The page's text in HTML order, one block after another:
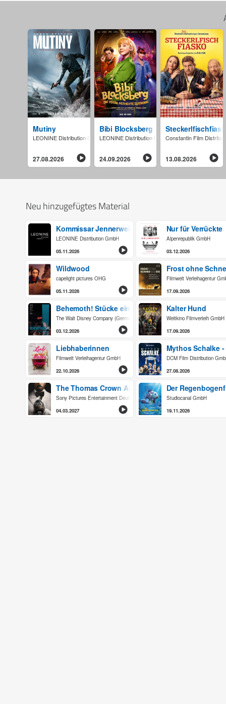
Mutiny
LEONINE Distribution GmbH
27.08.2026
Bibi Blocksberg - Die total verhexte
LEONINE Distribution GmbH
24.09.2026
Constantin Film
13.08.2026
Neu hinzugefügtes Material
Kommissar Jennerwein - Hochsaison
LEONINE Distribution GmbH
05.11.2026
Nur für Verrückte
Alpenrepublik GmbH
03.12.2026
Wildwood
capelight pictures OHG
05.11.2026
Frost ohne
Filmwelt Verleihagentur
17.09.2026
Behemoth! Stücke eines Lebens
The Walt Disney Company (Germany) GmbH
03.12.2026
Kalter Hund
Weltkino Filmverleih GmbH
17.09.2026
Liebhaberinnen
Filmwelt Verleihagentur GmbH
22.10.2026
Mythos Schalke
DCM Film Distribution
27.08.2026
The Thomas Crown Affair
Sony Pictures Entertainment Deutschland GmbH
04.03.2027
Der
Studiocanal GmbH
19.11.2026